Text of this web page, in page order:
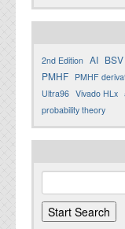
2nd Edition AI BSV
PMHF PMHF
Ultra96 Vivado HLx
probability theory